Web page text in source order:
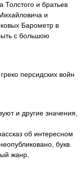
Толстого и братьев
и
Барометр в
с большою
персидских войн
и другие значения,
об интересном
букв.
жанр,